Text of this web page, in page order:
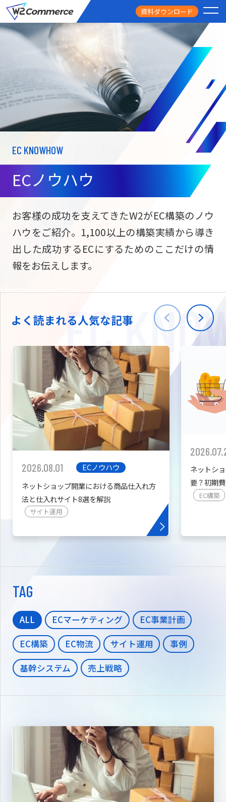
資料ダウンロード
サービス
ECサイト構築
サブスク/定期通販
ECサイト構築
海外進出・現地
W2
拡張プラグイン一覧
カスタマイズ開発
PRICE
料金
FEATURE
導入事例
USEFUL
お役立ち情報
NEWS
ニュース
会社情報
TW
EC KNOWHOW
ECノウハウ
お客様の成功を支えてきたW2がEC構築のノウ
ハウをご紹介。1,100以上の構築実績から導き
出した成功するECにするためのここだけの情
報をお伝えします。
よく読まれる人気な記事
2026.08.01
ECノウハウ
ネットショップ開業における商品仕入れ方
法と仕入れサイト8選を解説
サイト運用
ネットシ
要？初期
を紹介
EC構築
TAG
ALL ECマーケティング
EC事業計画
EC構築
EC物流 サイト運用
事例
基幹システム
売上戦略